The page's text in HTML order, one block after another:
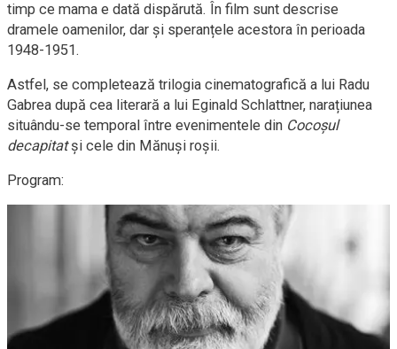
timp ce mama e dată dispărută. În film sunt descrise
dramele oamenilor, dar și speranțele acestora în perioada
1948-1951.
Astfel, se completează trilogia cinematografică a lui Radu
Gabrea după cea literară a lui Eginald Schlattner, narațiunea
situându-se temporal între evenimentele din Cocoșul
decapitatși cele din Mănuși roșii.
Program: